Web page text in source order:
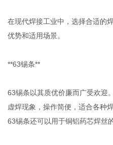
在现代焊接工业中，选择合适的
优势和适用场景。
**63锡条**
63锡条以其质优价廉而广受欢迎
虚焊现象，操作简便，适合各种
63锡条还可以用于铜铝药芯焊丝